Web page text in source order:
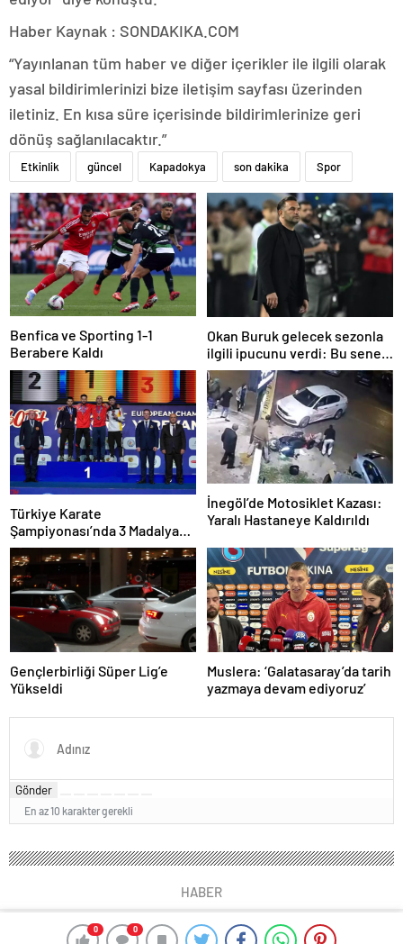
0 0
Haber Kaynak : SONDAKIKA.COM
“Yayınlanan tüm haber ve diğer içerikler ile ilgili olarak
yasal bildirimlerinizi bize iletişim sayfası üzerinden
iletiniz. En kısa süre içerisinde bildirimlerinize geri
dönüş sağlanılacaktır.”
Etkinlik güncel Kapadokya son dakika Spor
Benfica ve Sporting 1-1
Berabere Kaldı
Okan Buruk gelecek sezonla
ilgili ipucunu verdi: Bu sene
3, seneye de 4
Türkiye Karate
Şampiyonası’nda 3 Madalya
Kazandı
İnegöl’de Motosiklet Kazası:
Yaralı Hastaneye Kaldırıldı
Gençlerbirliği Süper Lig’e
Yükseldi
Muslera: ‘Galatasaray’da tarih
yazmaya devam ediyoruz’
Gönder
En az 10 karakter gerekli
HABER